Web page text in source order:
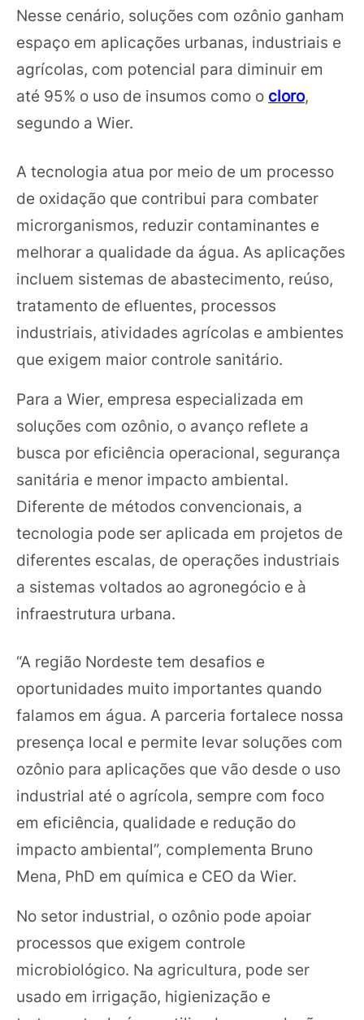
Nesse cenário, soluções com ozônio ganham
espaço em aplicações urbanas, industriais e
agrícolas, com potencial para diminuir em
até 95% o uso de insumos como o cloro,
segundo a Wier.
A tecnologia atua por meio de um processo
de oxidação que contribui para combater
microrganismos, reduzir contaminantes e
melhorar a qualidade da água. As aplicações
incluem sistemas de abastecimento, reúso,
tratamento de efluentes, processos
industriais, atividades agrícolas e ambientes
que exigem maior controle sanitário.
Para a Wier, empresa especializada em
soluções com ozônio, o avanço reflete a
busca por eficiência operacional, segurança
sanitária e menor impacto ambiental.
Diferente de métodos convencionais, a
tecnologia pode ser aplicada em projetos de
diferentes escalas, de operações industriais
a sistemas voltados ao agronegócio e à
infraestrutura urbana.
“A região Nordeste tem desafios e
oportunidades muito importantes quando
falamos em água. A parceria fortalece nossa
presença local e permite levar soluções com
ozônio para aplicações que vão desde o uso
industrial até o agrícola, sempre com foco
em eficiência, qualidade e redução do
impacto ambiental”, complementa Bruno
Mena, PhD em química e CEO da Wier.
No setor industrial, o ozônio pode apoiar
processos que exigem controle
microbiológico. Na agricultura, pode ser
usado em irrigação, higienização e